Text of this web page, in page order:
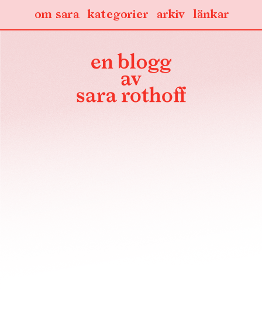
länkar
arkiv
kategorier
om sara